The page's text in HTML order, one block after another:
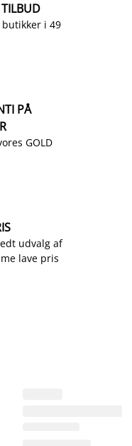
butikker i 49
PÅ
GOLD
udvalg af
lave pris